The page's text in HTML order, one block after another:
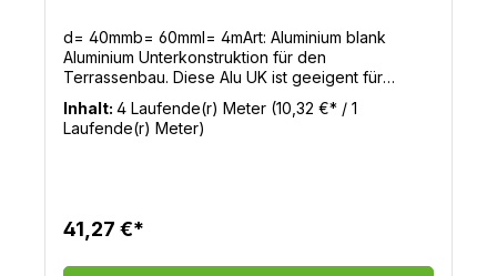
d= 40mmb= 60mml= 4mArt: Aluminium blank
Aluminium Unterkonstruktion für den
Terrassenbau. Diese Alu UK ist geeigent für
Holzdielen und WPC Terrassendielen.
Inhalt: 4 Laufende(r) Meter (10,32 €* / 1
Laufende(r) Meter)
41,27 €*